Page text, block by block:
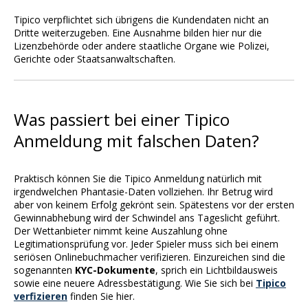
Tipico verpflichtet sich übrigens die Kundendaten nicht an
Dritte weiterzugeben. Eine Ausnahme bilden hier nur die
Lizenzbehörde oder andere staatliche Organe wie Polizei,
Gerichte oder Staatsanwaltschaften.
Was passiert bei einer Tipico
Anmeldung mit falschen Daten?
Praktisch können Sie die Tipico Anmeldung natürlich mit
irgendwelchen Phantasie-Daten vollziehen. Ihr Betrug wird
aber von keinem Erfolg gekrönt sein. Spätestens vor der ersten
Gewinnabhebung wird der Schwindel ans Tageslicht geführt.
Der Wettanbieter nimmt keine Auszahlung ohne
Legitimationsprüfung vor. Jeder Spieler muss sich bei einem
seriösen Onlinebuchmacher verifizieren. Einzureichen sind die
sogenannten KYC-Dokumente, sprich ein Lichtbildausweis
sowie eine neuere Adressbestätigung. Wie Sie sich bei Tipico
verfizieren finden Sie hier.